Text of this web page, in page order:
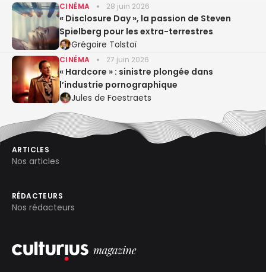
CINÉMA 28 juin 2026
« Disclosure Day », la passion de Steven
Spielberg pour les extra-terrestres
Grégoire Tolstoï
CINÉMA 27 juin 2026
« Hardcore » : sinistre plongée dans
l’industrie pornographique
Jules de Foestraets
ARTICLES
Nos articles
RÉDACTEURS
Nos rédacteurs